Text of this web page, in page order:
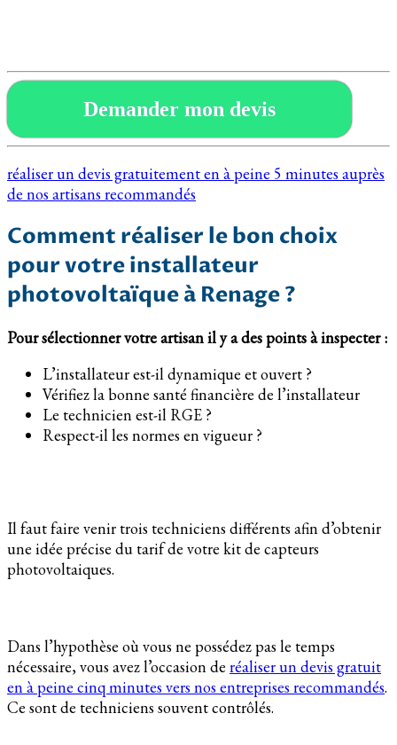
Demander mon devis
réaliser un devis gratuitement en à peine 5 minutes auprès
de nos artisans recommandés
Comment réaliser le bon choix
pour votre installateur
photovoltaïque à Renage ?
Pour sélectionner votre artisan il y a des points à inspecter :
L’installateur est-il dynamique et ouvert ?
Vérifiez la bonne santé financière de l’installateur
Le technicien est-il RGE ?
Respect-il les normes en vigueur ?
Il faut faire venir trois techniciens différents afin d’obtenir
une idée précise du tarif de votre kit de capteurs
photovoltaiques.
Dans l’hypothèse où vous ne possédez pas le temps
nécessaire, vous avez l’occasion de réaliser un devis gratuit
en à peine cinq minutes vers nos entreprises recommandés.
Ce sont de techniciens souvent contrôlés.